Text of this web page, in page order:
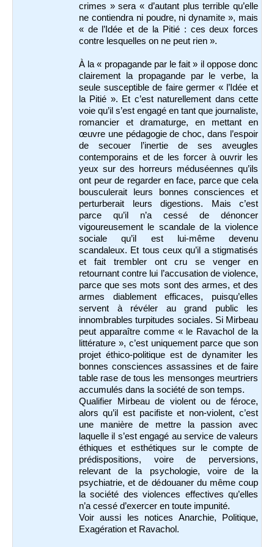
crimes » sera « d’autant plus terrible qu’elle
ne contiendra ni poudre, ni dynamite », mais
« de l’Idée et de la Pitié : ces deux forces
contre lesquelles on ne peut rien ».
À la « propagande par le fait » il oppose donc
clairement la propagande par le verbe, la
seule susceptible de faire germer « l’Idée et
la Pitié ». Et c’est naturellement dans cette
voie qu’il s’est engagé en tant que journaliste,
romancier et dramaturge, en mettant en
œuvre une pédagogie de choc, dans l’espoir
de secouer l’inertie de ses aveugles
contemporains et de les forcer à ouvrir les
yeux sur des horreurs méduséennes qu’ils
ont peur de regarder en face, parce que cela
bousculerait leurs bonnes consciences et
perturberait leurs digestions. Mais c’est
parce qu’il n’a cessé de dénoncer
vigoureusement le scandale de la violence
sociale qu’il est lui-même devenu
scandaleux. Et tous ceux qu’il a stigmatisés
et fait trembler ont cru se venger en
retournant contre lui l’accusation de violence,
parce que ses mots sont des armes, et des
armes diablement efficaces, puisqu’elles
servent à révéler au grand public les
innombrables turpitudes sociales. Si Mirbeau
peut apparaître comme « le Ravachol de la
littérature », c’est uniquement parce que son
projet éthico-politique est de dynamiter les
bonnes consciences assassines et de faire
table rase de tous les mensonges meurtriers
accumulés dans la société de son temps.
Qualifier Mirbeau de violent ou de féroce,
alors qu’il est pacifiste et non-violent, c’est
une manière de mettre la passion avec
laquelle il s’est engagé au service de valeurs
éthiques et esthétiques sur le compte de
prédispositions, voire de perversions,
relevant de la psychologie, voire de la
psychiatrie, et de dédouaner du même coup
la société des violences effectives qu’elles
n’a cessé d’exercer en toute impunité.
Voir aussi les notices Anarchie, Politique,
Exagération et Ravachol.